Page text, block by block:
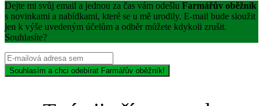
Dejte mi svůj email a jednou za čas vám odešlu Farmářův oběžník
s novinkami a nabídkami, které se u mě urodily. E-mail bude sloužit
jen k výše uvedeným účelům a odběr můžete kdykoli zrušit.
Souhlasíte?
Souhlasím a chci odebírat Farmářův oběžník!